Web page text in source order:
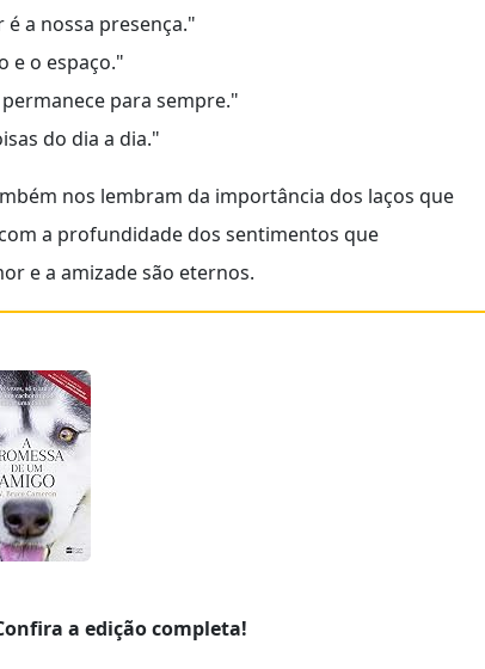
a nossa presença."
e o espaço."
para sempre."
do dia a dia."
nos lembram da importância dos laços que
a profundidade dos sentimentos que
e a amizade são eternos.
a edição completa!